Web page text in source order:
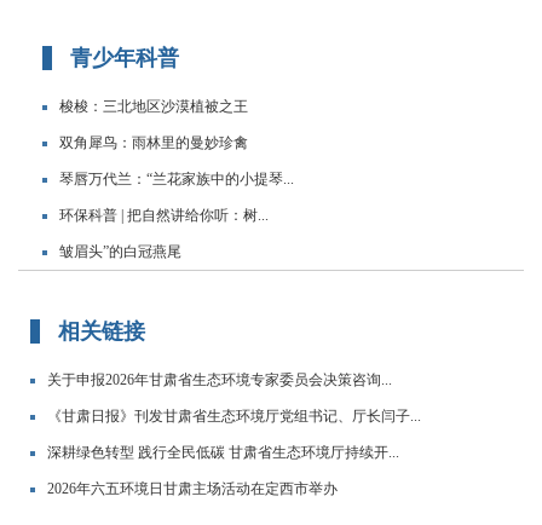
青少年科普
梭梭：三北地区沙漠植被之王
双角犀鸟：雨林里的曼妙珍禽
琴唇万代兰：“兰花家族中的小提琴...
环保科普 | 把自然讲给你听：树...
皱眉头”的白冠燕尾
相关链接
关于申报2026年甘肃省生态环境专家委员会决策咨询...
《甘肃日报》刊发甘肃省生态环境厅党组书记、厅长闫子...
深耕绿色转型 践行全民低碳 甘肃省生态环境厅持续开...
2026年六五环境日甘肃主场活动在定西市举办